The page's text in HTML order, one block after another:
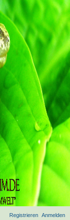
Anmelden
Registrieren